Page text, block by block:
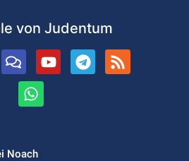
von Judentum
Noach